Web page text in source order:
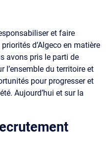
et faire
d’Algeco en matière
avons pris le parti de
l’ensemble du territoire et
pour progresser et
Aujourd’hui et sur la